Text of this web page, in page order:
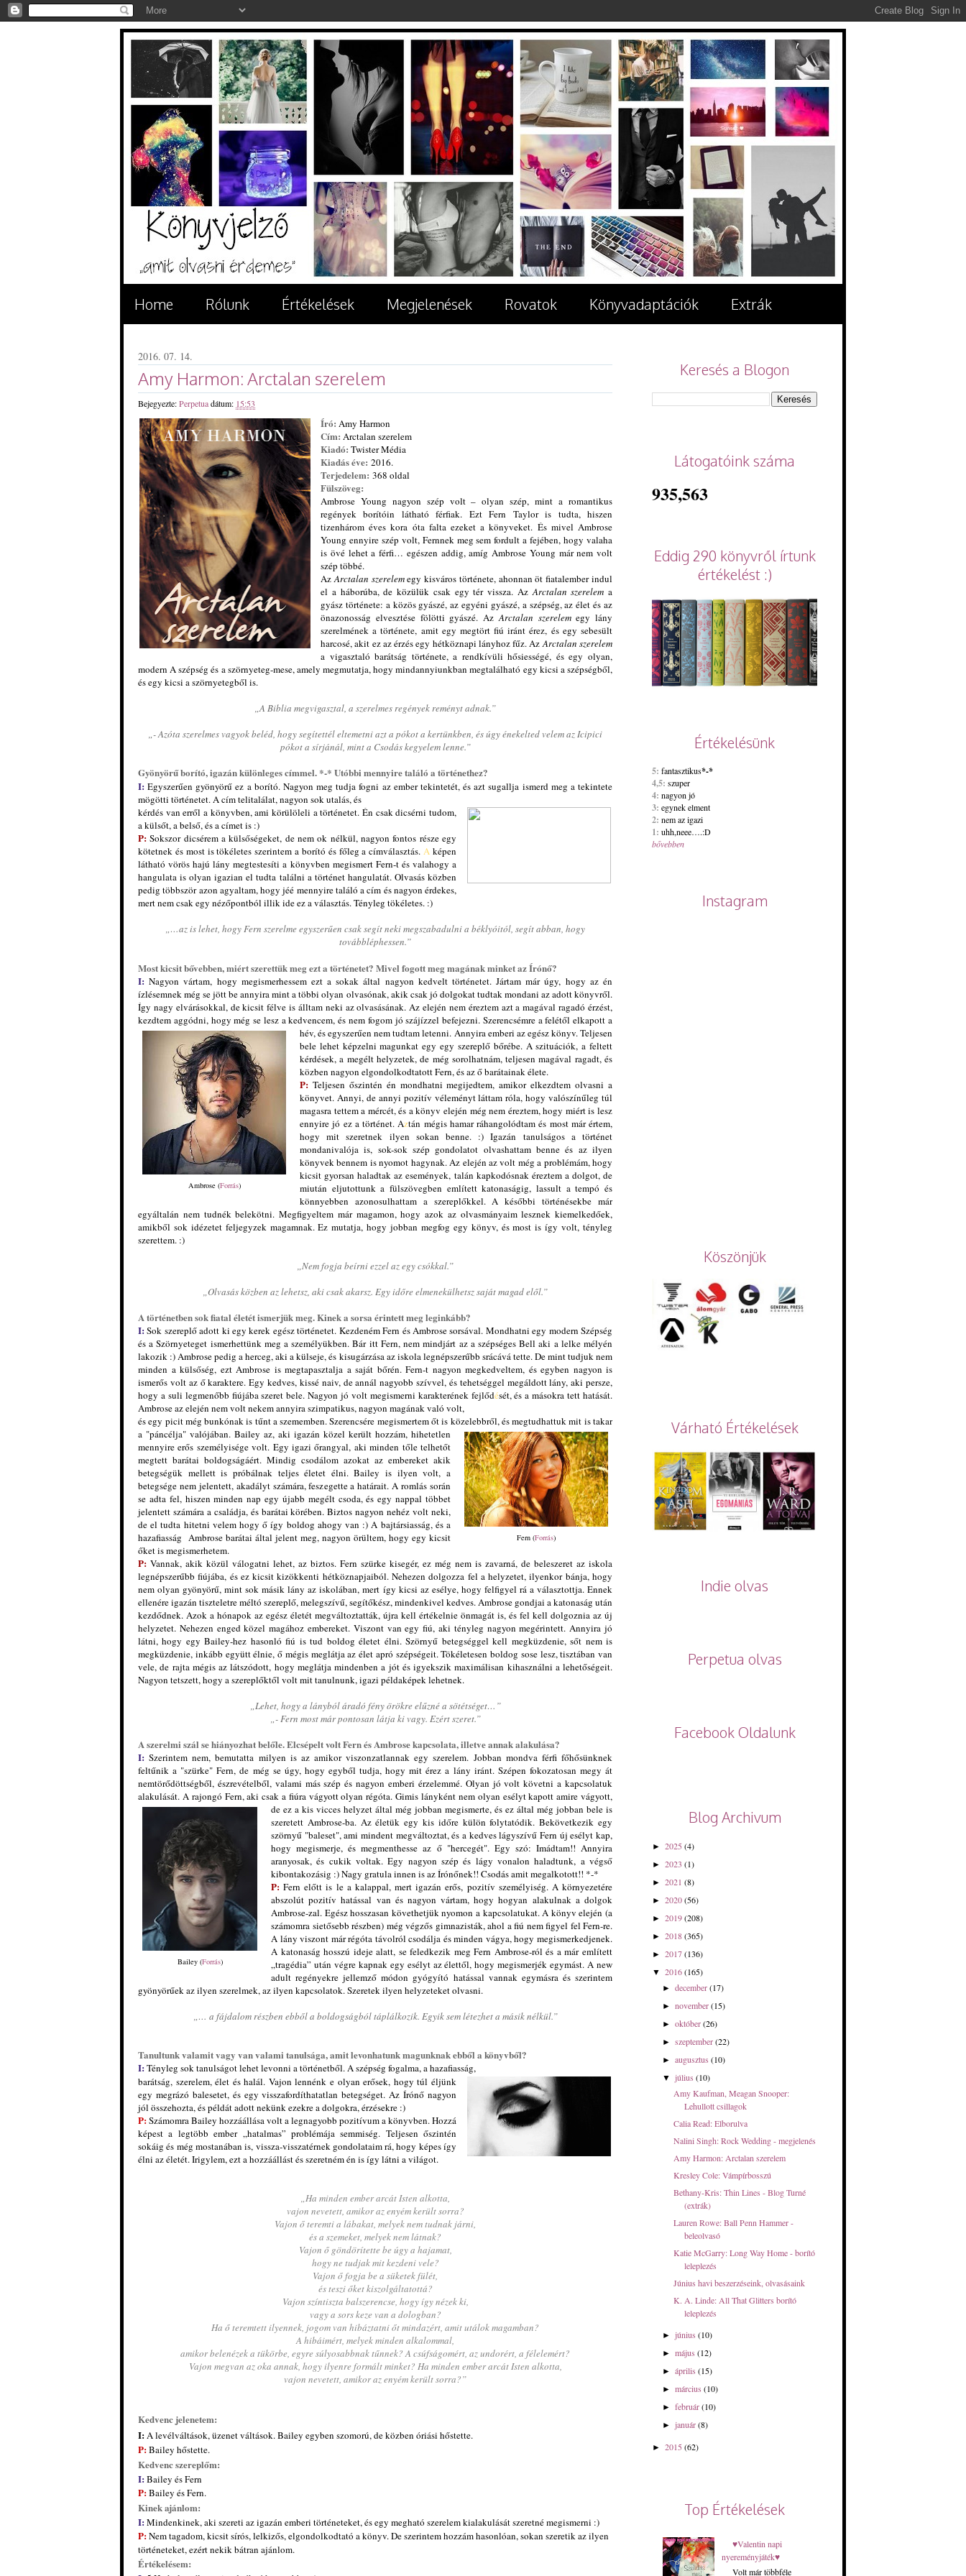
Home Rólunk Értékelések Megjelenések Rovatok Könyvadaptációk Extrák
2016. 07. 14.
Amy Harmon: Arctalan szerelem
Bejegyezte:Perpetuadátum: 15:53
Író: Amy Harmon
Cím: Arctalan szerelem
Kiadó: Twister Média
Kiadás éve: 2016.
Terjedelem: 368 oldal
Fülszöveg:
Ambrose Young nagyon szép volt – olyan szép, mint a romantikus
regények borítóin látható férfiak. Ezt Fern Taylor is tudta, hiszen
tizenhárom éves kora óta falta ezeket a könyveket. És mivel Ambrose
Young ennyire szép volt, Fernnek meg sem fordult a fejében, hogy valaha
is övé lehet a férfi… egészen addig, amíg Ambrose Young már nem volt
szép többé.
AzArctalan szerelemegy kisváros története, ahonnan öt fiatalember indul
el a háborúba, de közülük csak egy tér vissza. AzArctalan szerelem a
gyász története: a közös gyászé, az egyéni gyászé, a szépség, az élet és az
önazonosság elvesztése fölötti gyászé. AzArctalan szerelemegy lány
szerelmének a története, amit egy megtört fiú iránt érez, és egy sebesült
harcosé, akit ez az érzés egy hétköznapi lányhoz fűz. AzArctalan szerelem
a vigasztaló barátság története, a rendkívüli hősiességé, és egy olyan,
modern A szépség és a szörnyeteg-mese, amely megmutatja, hogy mindannyiunkban megtalálható egy kicsi a szépségből,
és egy kicsi a szörnyetegből is.
„A Biblia megvigasztal, a szerelmes regények reményt adnak.”
„- Azóta szerelmes vagyok beléd, hogy segítettél eltemetni azt a pókot a kertünkben, és úgy énekelted velem az Icipici
pókot a sírjánál, mint a Csodás kegyelem lenne.”
Gyönyörű borító, igazán különleges címmel. *-* Utóbbi mennyire találó a történethez?
I:Egyszerűen gyönyörű ez a borító. Nagyon meg tudja fogni az ember tekintetét, és azt sugallja ismerd meg a tekintete
mögötti történetet. A cím telitalálat, nagyon sok utalás, és
kérdés van erről a könyvben, ami körülöleli a történetet. Én csak dicsérni tudom,
a külsőt, a belső, és a címet is :)
P: Sokszor dicsérem a külsőségeket, de nem ok nélkül, nagyon fontos része egy
kötetnek és most is tökéletes szerintem a borító és főleg a címválasztás.A képen
látható vörös hajú lány megtestesíti a könyvben megismert Fern-t és valahogy a
hangulata is olyan igazian el tudta találni a történet hangulatát. Olvasás közben
pedig többször azon agyaltam, hogy jéé mennyire találó a cím és nagyon érdekes,
mert nem csak egy nézőpontból illik ide ez a választás. Tényleg tökéletes. :)
„…az is lehet, hogy Fern szerelme egyszerűen csak segít neki megszabadulni a béklyóitól, segít abban, hogy
továbbléphessen.”
Most kicsit bővebben, miért szerettük meg ezt a történetet? Mivel fogott meg magának minket az Írónő?
I: Nagyon vártam, hogy megismerhessem ezt a sokak által nagyon kedvelt történetet. Jártam már úgy, hogy az én
ízlésemnek még se jött be annyira mint a többi olyan olvasónak, akik csak jó dolgokat tudtak mondani az adott könyvről.
Így nagy elvárásokkal, de kicsit félve is álltam neki az olvasásának. Az elején nem éreztem azt a magával ragadó érzést,
kezdtem aggódni, hogy még se lesz a kedvencem, és nem fogom jó szájízzel befejezni.
Ambrose (Forrás)
Szerencsémre a felétől elkapott a
hév, és egyszerűen nem tudtam letenni. Annyira emberi az egész könyv. Teljesen
bele lehet képzelni magunkat egy egy szereplő bőrébe. A szituációk, a feltett
kérdések, a megélt helyzetek, de még sorolhatnám, teljesen magával ragadt, és
közben nagyon elgondolkodtatott Fern, és az ő barátainak élete.
P: Teljesen őszintén én mondhatni megijedtem, amikor elkezdtem olvasni a
könyvet. Annyi, de annyi pozitív véleményt láttam róla, hogy valószínűleg túl
magasra tettem a mércét, és a könyv elején még nem éreztem, hogy miért is lesz
ennyire jó ez a történet. Aztán mégis hamar ráhangolódtam és most már értem,
hogy mit szeretnek ilyen sokan benne. :) Igazán tanulságos a történet
mondanivalója is, sok-sok szép gondolatot olvashattam benne és az ilyen
könyvek bennem is nyomot hagynak. Az elején az volt még a problémám, hogy
kicsit gyorsan haladtak az események, talán kapkodósnak éreztem a dolgot, de
miután eljutottunk a fülszövegben említett katonaságig, lassult a tempó és
könnyebben azonosulhattam a szereplőkkel. A későbbi történésekbe már
egyáltalán nem tudnék belekötni. Megfigyeltem már magamon, hogy azok az olvasmányaim lesznek kiemelkedőek,
amikből sok idézetet feljegyzek magamnak. Ez mutatja, hogy jobban megfog egy könyv, és most is így volt, tényleg
szerettem. :)
„Nem fogja beírni ezzel az egy csókkal.”
„Olvasás közben az lehetsz, aki csak akarsz. Egy időre elmenekülhetsz saját magad elől.”
A történetben sok fiatal életét ismerjük meg. Kinek a sorsa érintett meg leginkább?
I: Sok szereplő adott ki egy kerek egész történetet. Kezdeném Fern és Ambrose sorsával. Mondhatni egy modern Szépség
és a Szörnyeteget ismerhettünk meg a személyükben. Bár itt Fern, nem mindjárt az a szépséges Bell aki a lelke mélyén
lakozik :) Ambrose pedig a herceg, aki a külseje, és kisugárzása az iskola legnépszerűbb srácává tette. De mint tudjuk nem
minden a külsőség, ezt Ambrose is megtapasztalja a saját bőrén. Fern-t nagyon megkedveltem, és egyben nagyon is
ismerős volt az ő karaktere. Egy kedves, kissé naiv, de annál nagyobb szívvel, és tehetséggel megáldott lány, aki persze,
hogy a suli legmenőbb fiújába szeret bele. Nagyon jó volt megismerni karakterének fejlődését, és a másokra tett hatását.
Ambrose az elején nem volt nekem annyira szimpatikus, nagyon magának való volt,
és egy picit még bunkónak is tűnt a szememben. Szerencsére megismertem őt is közelebbről, és megtudhattuk mit is takar
a "páncélja" valójában. Bailey az, aki igazán közel került
Fern (Forrás)
hozzám, hihetetlen
mennyire erős személyisége volt. Egy igazi őrangyal, aki minden tőle telhetőt
megtett barátai boldogságáért. Mindig csodálom azokat az embereket akik
betegségük mellett is próbálnak teljes életet élni. Bailey is ilyen volt, a
betegsége nem jelentett, akadályt számára, feszegette a határait. A romlás során
se adta fel, hiszen minden nap egy újabb megélt csoda, és egy nappal többet
jelentett számára a családja, és barátai körében. Biztos nagyon nehéz volt neki,
de el tudta hitetni velem hogy ő így boldog ahogy van :) A bajtársiasság, és a
hazafiasság Ambrose barátai által jelent meg, nagyon örültem, hogy egy kicsit
őket is megismerhetem.
P: Vannak, akik közül válogatni lehet, az biztos. Fern szürke kisegér, ez még nem is zavarná, de beleszeret az iskola
legnépszerűbb fiújába, és ez kicsit kizökkenti hétköznapjaiból. Nehezen dolgozza fel a helyzetet, ilyenkor bánja, hogy
nem olyan gyönyörű, mint sok másik lány az iskolában, mert így kicsi az esélye, hogy felfigyel rá a választottja. Ennek
ellenére igazán tiszteletre méltó szereplő, melegszívű, segítőkész, mindenkivel kedves. Ambrose gondjai a katonaság után
kezdődnek. Azok a hónapok az egész életét megváltoztatták, újra kell értékelnie önmagát is, és fel kell dolgoznia az új
helyzetet. Nehezen enged közel magához embereket. Viszont van egy fiú, aki tényleg nagyon megérintett. Annyira jó
látni, hogy egy Bailey-hez hasonló fiú is tud boldog életet élni. Szörnyű betegséggel kell megküzdenie, sőt nem is
megküzdenie, inkább együtt élnie, ő mégis meglátja az élet apró szépségeit. Tökéletesen boldog sose lesz, tisztában van
vele, de rajta mégis az látszódott, hogy meglátja mindenben a jót és igyekszik maximálisan kihasználni a lehetőségeit.
Nagyon tetszett, hogy a szereplőktől volt mit tanulnunk, igazi példaképek lehetnek.
„Lehet, hogy a lányból áradó fény örökre elűzné a sötétséget…”
„- Fern most már pontosan látja ki vagy. Ezért szeret.”
A szerelmi szál se hiányozhat belőle. Elcsépelt volt Fern és Ambrose kapcsolata, illetve annak alakulása?
I: Szerintem nem, bemutatta milyen is az amikor viszonzatlannak egy szerelem. Jobban mondva férfi főhősünknek
feltűnik a "szürke" Fern, de még se úgy, hogy egyből tudja, hogy mit érez a lány iránt. Szépen fokozatosan megy át
nemtörődöttségből, észrevételből, valami más szép és nagyon emberi érzelemmé. Olyan jó volt követni a kapcsolatuk
alakulását. A rajongó Fern, aki csak a fiúra vágyott olyan régóta. Gimis lányként nem olyan esélyt kapott amire vágyott,
de ez a kis vicces helyzet által még jobban megismerte, és ez által még jobban
Bailey (Forrás)
bele is
szeretett Ambrose-ba. Az életük egy kis időre külön folytatódik. Bekövetkezik egy
szörnyű "baleset", ami mindent megváltoztat, és a kedves lágyszívű Fern új esélyt kap,
hogy megismerje, és megmenthesse az ő "hercegét". Egy szó: Imádtam!! Annyira
aranyosak, és cukik voltak. Egy nagyon szép és lágy vonalon haladtunk, a végső
kibontakozásig :) Nagy gratula innen is az Írónőnek!! Csodás amit megalkotott!! *-*
P: Fern előtt is le a kalappal, mert igazán erős, pozitív személyiség. A környezetére
abszolút pozitív hatással van és nagyon vártam, hogy hogyan alakulnak a dolgok
Ambrose-zal. Egész hosszasan követhetjük nyomon a kapcsolatukat. A könyv elején (a
számomra sietősebb részben) még végzős gimnazisták, ahol a fiú nem figyel fel Fern-re.
A lány viszont már régóta távolról csodálja és minden vágya, hogy megismerkedjenek.
A katonaság hosszú ideje alatt, se feledkezik meg Fern Ambrose-ról és a már említett
„tragédia” után végre kapnak egy esélyt az élettől, hogy megismerjék egymást. A new
adult regényekre jellemző módon gyógyító hatással vannak egymásra és szerintem
gyönyörűek az ilyen szerelmek, az ilyen kapcsolatok. Szeretek ilyen helyzeteket olvasni.
„… a fájdalom részben ebből a boldogságból táplálkozik. Egyik sem létezhet a másik nélkül.”
Tanultunk valamit vagy van valami tanulsága, amit levonhatunk magunknak ebből a könyvből?
I: Tényleg sok tanulságot lehet levonni a történetből. A szépség fogalma, a hazafiasság,
barátság, szerelem, élet és halál. Vajon lennénk e olyan erősek, hogy túl éljünk
egy megrázó balesetet, és egy visszafordíthatatlan betegséget. Az Írónő nagyon
jól összehozta, és példát adott nekünk ezekre a dolgokra, érzésekre :)
P:Számomra Bailey hozzáállása volt a legnagyobb pozitívum a könyvben. Hozzá
képest a legtöbb ember „hatalmas” problémája semmiség. Teljesen őszintén
sokáig és még mostanában is, vissza-visszatérnek gondolataim rá, hogy képes így
élni az életét. Irigylem, ezt a hozzáállást és szeretném én is így látni a világot.
„Ha minden ember arcát Isten alkotta,
vajon nevetett, amikor az enyém került sorra?
Vajon ő teremti a lábakat, melyek nem tudnak járni,
és a szemeket, melyek nem látnak?
Vajon ő göndörítette be úgy a hajamat,
hogy ne tudjak mit kezdeni vele?
Vajon ő fogja be a süketek fülét,
és teszi őket kiszolgáltatottá?
Vajon színtiszta balszerencse, hogy így nézek ki,
vagy a sors keze van a dologban?
Ha ő teremtett ilyennek, jogom van hibáztatni őt mindazért, amit utálok magamban?
A hibáimért, melyek minden alkalommal,
amikor belenézek a tükörbe, egyre súlyosabbnak tűnnek? A csúfságomért, az undorért, a félelemért?
Vajon megvan az oka annak, hogy ilyenre formált minket? Ha minden ember arcát Isten alkotta,
vajon nevetett, amikor az enyém került sorra?”
Kedvenc jelenetem:
I:A levélváltások, üzenet váltások. Bailey egyben szomorú, de közben óriási hőstette.
P:Bailey hőstette.
Kedvenc szereplőm:
I: Bailey és Fern
P:Bailey és Fern.
Kinek ajánlom:
I: Mindenkinek, aki szereti az igazán emberi történeteket, és egy megható szerelem kialakulását szeretné megismerni :)
P:Nem tagadom, kicsit sírós, lelkizős, elgondolkodtató a könyv. De szerintem hozzám hasonlóan, sokan szeretik az ilyen
történeteket, ezért nekik bátran ajánlom.
Értékelésem:
Keresés a Blogon
Látogatóink száma
935,563
Eddig 290 könyvről írtunk
értékelést :)
Értékelésünk
5: fantasztikus*-*
4,5: szuper
4: nagyon jó
3: egynek elment
2: nem az igazi
1: uhh,neee….:D
bővebben
Instagram
Köszönjük
Várható Értékelések
Indie olvas
Perpetua olvas
Facebook Oldalunk
Blog Archivum
► 2025 (4)
► 2023 (1)
► 2021 (8)
► 2020(56)
► 2019(208)
► 2018(365)
► 2017(136)
▼ 2016(165)
►december (17)
►november (15)
►október (26)
►szeptember (22)
►augusztus (10)
▼ július (10)
Amy Kaufman, Meagan Snooper:
Lehullott csillagok
Calia Read: Elborulva
Nalini Singh: Rock Wedding - megjelenés
Amy Harmon: Arctalan szerelem
Kresley Cole: Vámpírbosszú
Bethany-Kris: Thin Lines - Blog Turné
(extrák)
Lauren Rowe: Ball Penn Hammer -
beleolvasó
Katie McGarry: Long Way Home - borító
leleplezés
Június havi beszerzéseink, olvasásaink
K. A. Linde: All That Glitters borító
leleplezés
►június (10)
►május (12)
►április (15)
►március (10)
►február (10)
►január (8)
► 2015 (62)
Top Értékelések
♥Valentin napi
nyereményjáték♥
Volt már többféle